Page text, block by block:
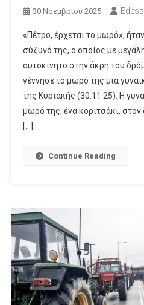
30 Νοεμβρίου 2025
«Πέτρο, έρχεται το μωρό»,
σύζυγό της, ο οποίος με
αυτοκίνητο στην άκρη του
γέννησε το μωρό της μια
της Κυριακής (30.11.25). Η
μωρό της, ένα κοριτσάκι, στον
[…]
Continue Reading